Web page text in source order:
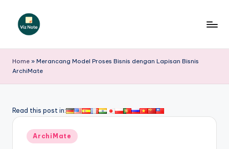
iz
N
t
Home » Merancang Model Proses Bisnis dengan Lapisan Bisnis
ArchiMate
Read this post in:
Posted
in
ArchiMate